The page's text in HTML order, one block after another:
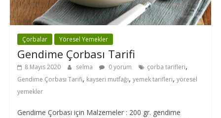
Çorbalar Yöresel Yemekler
Gendime Çorbası Tarifi
8 Mayıs 2020 selma 0 yorum çorba tarifleri,
Gendime Çorbası Tarifi, kayseri mutfağı, yemek tarifleri, yöresel
yemekler
Gendime Çorbası için Malzemeler : 200 gr. gendime